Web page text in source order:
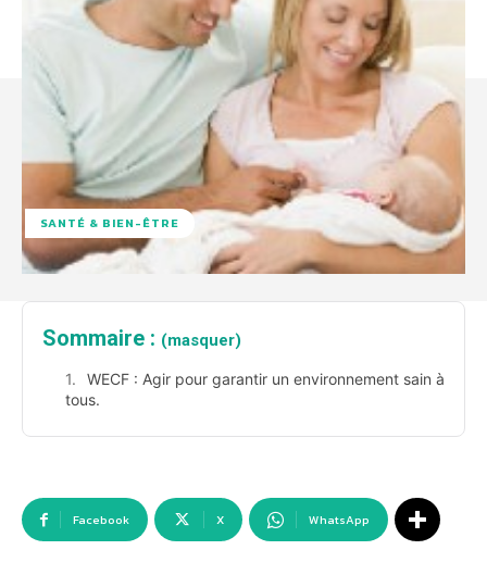
SANTÉ & BIEN-ÊTRE
Sommaire : (masquer)
WECF : Agir pour garantir un environnement sain à
tous.
Facebook X WhatsApp